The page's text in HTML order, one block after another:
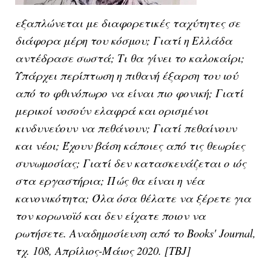
εξαπλώνεται με διαφορετικές ταχύτητες σε
διάφορα μέρη του κόσμου; Γιατί η Ελλάδα
αντέδρασε σωστά; Τι θα γίνει το καλοκαίρι;
Υπάρχει περίπτωση η πιθανή έξαρση του ιού
από το φθινόπωρο να είναι πιο φονική; Γιατί
μερικοί νοσούν ελαφρά και ορισμένοι
κινδυνεύουν να πεθάνουν; Γιατί πεθαίνουν
και νέοι; Έχουν βάση κάποιες από τις θεωρίες
συνωμοσίας; Γιατί δεν κατασκευάζεται ο ιός
στα εργαστήρια; Πώς θα είναι η νέα
κανονικότητα; Όλα όσα θέλατε να ξέρετε για
τον κορωνοϊό και δεν είχατε ποιον να
ρωτήσετε. Αναδημοσίευση από το Books' Journal,
τχ. 108, Απρίλιος-Μάιος 2020. [ΤΒJ]